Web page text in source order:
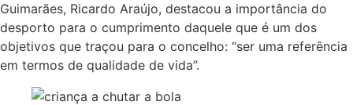
Guimarães, Ricardo Araújo, destacou a importância do
desporto para o cumprimento daquele que é um dos
objetivos que traçou para o concelho: “ser uma referência
em termos de qualidade de vida”.